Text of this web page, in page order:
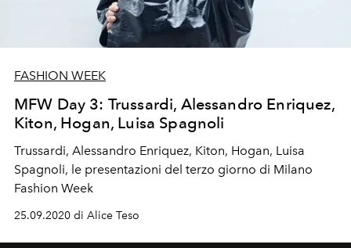
FASHION WEEK
MFW Day 3: Trussardi, Alessandro Enriquez,
Kiton, Hogan, Luisa Spagnoli
Trussardi, Alessandro Enriquez, Kiton, Hogan, Luisa
Spagnoli, le presentazioni del terzo giorno di Milano
Fashion Week
25.09.2020 di Alice Teso